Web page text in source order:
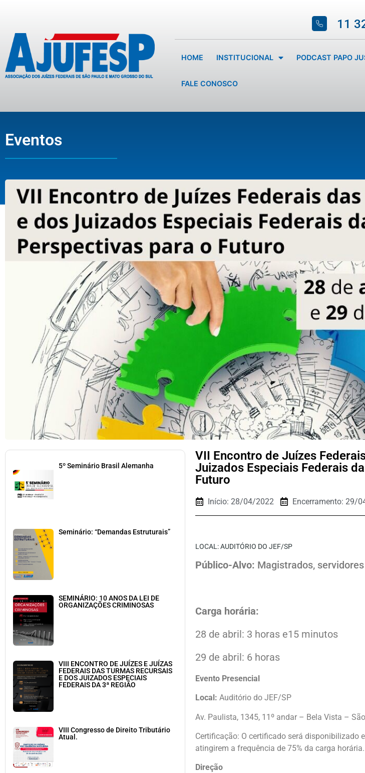
11
HOME INSTITUCIONAL PODCAST PAPO
FALE CONOSCO
Eventos
5º Seminário Brasil Alemanha
Seminário: “Demandas Estruturais”
SEMINÁRIO: 10 ANOS DA LEI DE
ORGANIZAÇÕES CRIMINOSAS
VIII ENCONTRO DE JUÍZES E JUÍZAS
FEDERAIS DAS TURMAS RECURSAIS
E DOS JUIZADOS ESPECIAIS
FEDERAIS DA 3ª REGIÃO
VIII Congresso de Direito Tributário
Atual.
VII Encontro de Juízes
Juizados Especiais Federais
Futuro
Início: 28/04/2022 Encerramento: 29/
LOCAL:AUDITÓRIO DO JEF/SP
Público-Alvo: Magistrados,
Carga horária:
28 de abril: 3 horas e15 minutos
29 de abril: 6 horas
Evento Presencial
Local: Auditório do JEF/SP
Av. Paulista, 1345, 11º andar – Bela Vista –
Certificação: O certificado será disponibilizado
atingirem a frequência de 75% da carga horária.
Direção